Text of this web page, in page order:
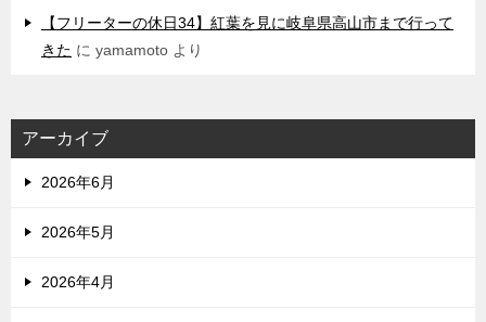
【フリーターの休日34】紅葉を見に岐阜県高山市まで行って
きた に yamamoto より
アーカイブ
2026年6月
2026年5月
2026年4月